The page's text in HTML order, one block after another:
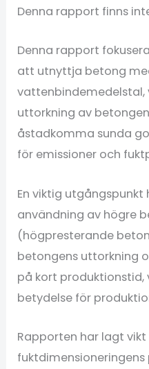
Denna rapport finns
Denna rapport
att utnyttja betong
vattenbindemedelstal,
uttorkning av
åstadkomma sunda
för emissioner och
En viktig
användning av högre
(högpresterande
betongens uttorkning
på kort produktionstid,
betydelse för
Rapporten har lagt vikt
fuktdimensioneringens